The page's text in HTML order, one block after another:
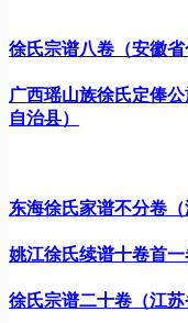
徐氏宗谱八卷（安徽省
广西瑶山族徐氏定俸
自治县）
东海徐氏家谱不分卷（
姚江徐氏续谱十卷首一
徐氏宗谱二十卷（江苏